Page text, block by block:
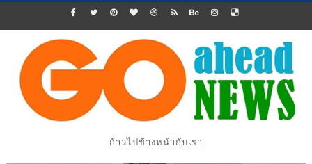
ก้าวไปข้างหน้ากับเรา